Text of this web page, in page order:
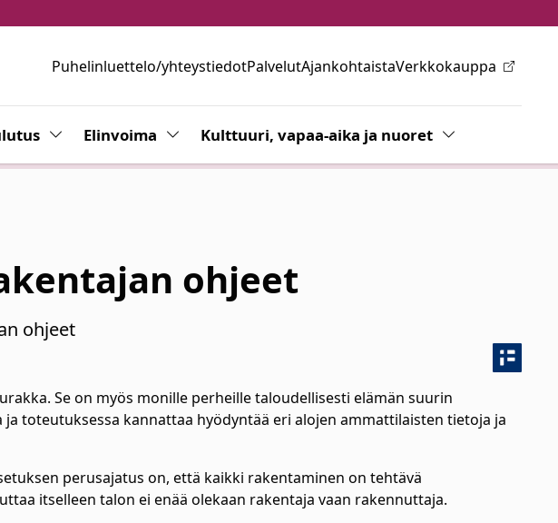
Puhelinluettelo/yhteystiedotPalvelutAjankohtaistaVerkkokauppa
Vaihda alasvetovalikkoa
Elinvoima Vaihda alasvetovalikkoa
Kulttuuri, vapaa-aika ja nuoret Vaihda
ohjeet
ohjeet
Se on myös monille perheille taloudellisesti elämän suurin
toteutuksessa kannattaa hyödyntää eri alojen ammattilaisten tietoja ja
perusajatus on, että kaikki rakentaminen on tehtävä
itselleen talon ei enää olekaan rakentaja vaan rakennuttaja.